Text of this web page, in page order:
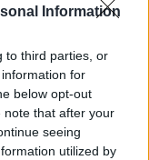
Information
to third parties, or
for
below opt-out
note that after your
seeing
utilized by
sem javul.
majd egy
míg
Amerikából.